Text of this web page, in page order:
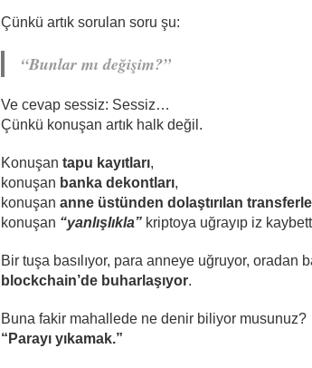
Çünkü artık sorulan soru şu:
“Bunlar mı değişim?”
Ve cevap sessiz: Sessiz…
Çünkü konuşan artık halk değil.
Konuşan tapu kayıtları,
konuşan banka dekontları,
konuşan anne üstünden dolaştırılan
konuşan “yanlışlıkla” kriptoya uğrayıp iz
Bir tuşa basılıyor, para anneye uğruyor, oradan
blockchain’de buharlaşıyor.
Buna fakir mahallede ne denir biliyor musunuz?
“Parayı yıkamak.”